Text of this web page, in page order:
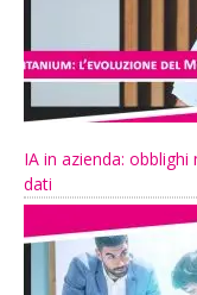
IA in azienda:
dati